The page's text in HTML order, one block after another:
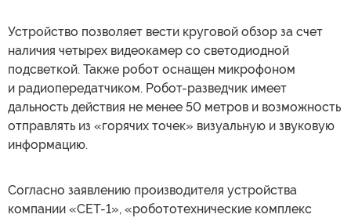
Устройство позволяет вести круговой обзор за счет
наличия четырех видеокамер со светодиодной
подсветкой. Также робот оснащен микрофоном
и радиопередатчиком. Робот-разведчик имеет
дальность действия не менее 50 метров и возможность
отправлять из «горячих точек» визуальную и звуковую
информацию.
Согласно заявлению производителя устройства
компании «СЕТ-1», «робототехнические комплекс